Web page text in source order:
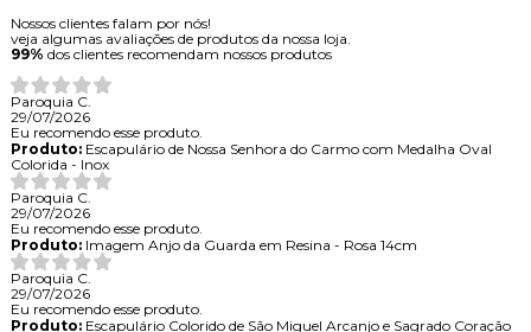
Nossos clientes falam por nós!
veja algumas avaliações de produtos da nossa loja.
99% dos clientes recomendam nossos produtos
Paroquia C.
29/07/2026
Eu recomendo esse produto.
Produto:Escapulário de Nossa Senhora do Carmo com Medalha Oval
Colorida - Inox
Paroquia C.
29/07/2026
Eu recomendo esse produto.
Produto:Imagem Anjo da Guarda em Resina - Rosa 14cm
Paroquia C.
29/07/2026
Eu recomendo esse produto.
Produto:Escapulário Colorido de São Miguel Arcanjo e Sagrado Coração